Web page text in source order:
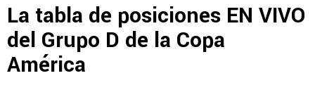
La tabla de posiciones EN VIVO
del Grupo D de la Copa
América